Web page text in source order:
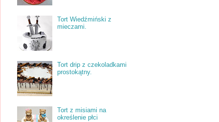
Tort Wiedźmiński z
mieczami.
Tort drip z czekoladkami
prostokątny.
Tort z misiami na
określenie płci